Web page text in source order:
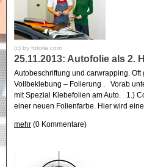
(c) by fotolia.com
25.11.2013: Autofolie als 2.
Autobeschriftung und carwrapping.
Vollbeklebung – Folierung . Vorab
mit Spezial Klebefolien am Auto. 1.)
einer neuen Folienfarbe. Hier wird eine
mehr (0 Kommentare)